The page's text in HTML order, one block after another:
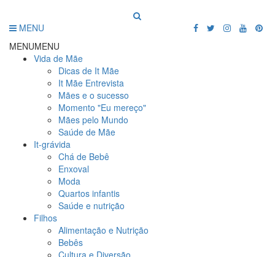
MENU
MENUMENU
Vida de Mãe
Dicas de It Mãe
It Mãe Entrevista
Mães e o sucesso
Momento "Eu mereço"
Mães pelo Mundo
Saúde de Mãe
It-grávida
Chá de Bebê
Enxoval
Moda
Quartos infantis
Saúde e nutrição
Filhos
Alimentação e Nutrição
Bebês
Cultura e Diversão